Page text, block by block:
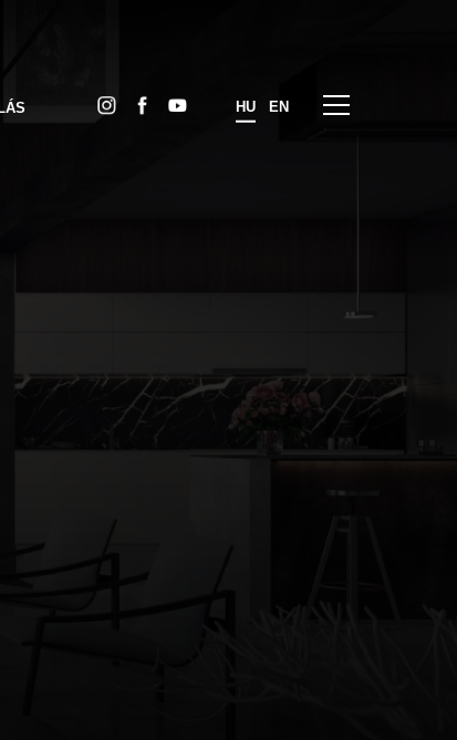
HU EN